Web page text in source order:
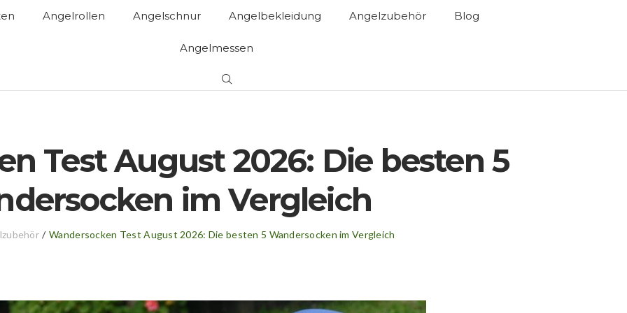
Angelrollen Angelschnur Angelbekleidung Angelzubehör Blog
Angelmessen
Test August 2026: Die besten 5
im Vergleich
/ Wandersocken Test August 2026: Die besten 5 Wandersocken im Vergleich